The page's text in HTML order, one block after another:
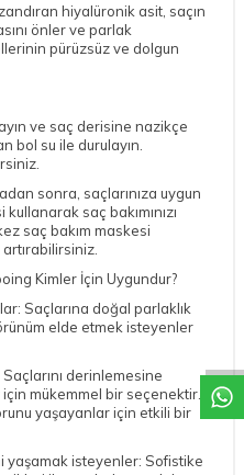
hiyalüronik asit, saçın
önler ve parlak
pürüzsüz ve dolgun
ve saç derisine nazikçe
bol su ile durulayın.
sonra, saçlarınıza uygun
saç bakımınızı
saç bakım maskesi
Kimler İçin Uygundur?
Saçlarına doğal parlaklık
elde etmek isteyenler
derinlemesine
mükemmel bir seçenektir.
yaşayanlar için etkili bir
yaşamak isteyenler: Sofistike